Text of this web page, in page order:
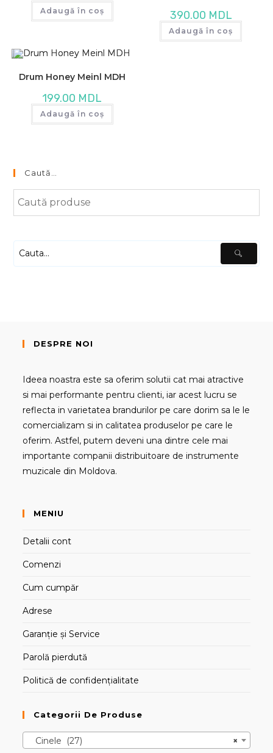
Adaugă în coș 390.00 MDL
Adaugă în coș
Drum Honey Meinl MDH
199.00 MDL
Adaugă în coș
Caută…
DESPRE NOI
Ideea noastra este sa oferim solutii cat mai atractive
si mai performante pentru clienti, iar acest lucru se
reflecta in varietatea brandurilor pe care dorim sa le le
comercializam si in calitatea produselor pe care le
oferim. Astfel, putem deveni una dintre cele mai
importante companii distribuitoare de instrumente
muzicale din Moldova.
MENIU
Detalii cont
Comenzi
Cum cumpăr
Adrese
Garanție și Service
Parolă pierdută
Politică de confidențialitate
Categorii De Produse
×
Cinele (27)